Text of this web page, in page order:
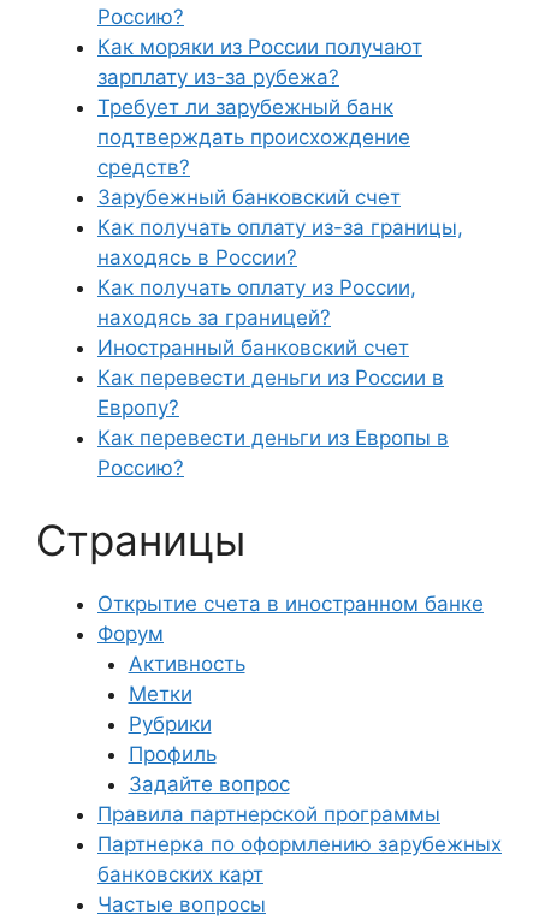
Россию?
Как моряки из России получают
зарплату из-за рубежа?
Требует ли зарубежный банк
подтверждать происхождение
средств?
Зарубежный банковский счет
Как получать оплату из-за границы,
находясь в России?
Как получать оплату из России,
находясь за границей?
Иностранный банковский счет
Как перевести деньги из России в
Европу?
Как перевести деньги из Европы в
Россию?
Страницы
Открытие счета в иностранном банке
Форум
Активность
Метки
Рубрики
Профиль
Задайте вопрос
Правила партнерской программы
Партнерка по оформлению зарубежных
банковских карт
Частые вопросы